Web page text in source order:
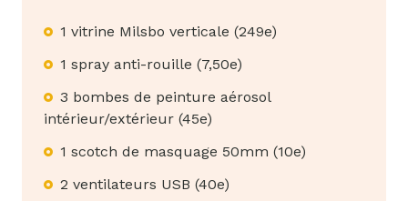
1 vitrine Milsbo verticale (249e)
1 spray anti-rouille (7,50e)
3 bombes de peinture aérosol
intérieur/extérieur (45e)
1 scotch de masquage 50mm (10e)
2 ventilateurs USB (40e)